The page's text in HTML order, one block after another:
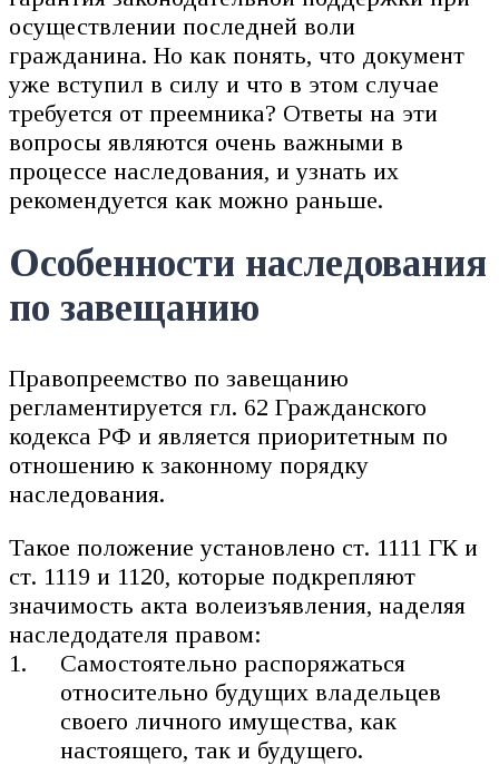
осуществлении последней воли
гражданина. Но как понять, что документ
уже вступил в силу и что в этом случае
требуется от преемника? Ответы на эти
вопросы являются очень важными в
процессе наследования, и узнать их
рекомендуется как можно раньше.
Особенности наследования
по завещанию
Правопреемство по завещанию
регламентируется гл. 62 Гражданского
кодекса РФ и является приоритетным по
отношению к законному порядку
наследования.
Такое положение установлено ст. 1111 ГК и
ст. 1119 и 1120, которые подкрепляют
значимость акта волеизъявления, наделяя
наследодателя правом:
Самостоятельно распоряжаться
относительно будущих владельцев
своего личного имущества, как
настоящего, так и будущего.